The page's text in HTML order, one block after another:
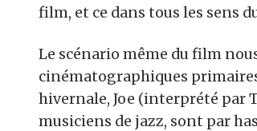
film, et ce dans tous les sens
Le scénario même du film
cinématographiques
hivernale, Joe (interprété par
musiciens de jazz, sont par